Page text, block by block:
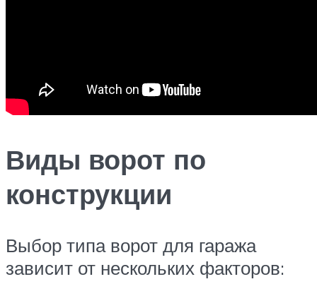
Виды ворот по
конструкции
Выбор типа ворот для гаража
зависит от нескольких факторов: